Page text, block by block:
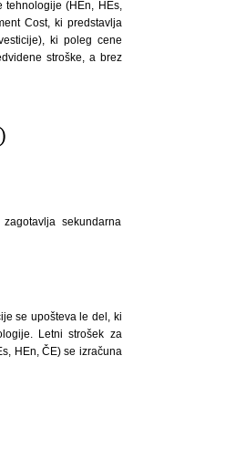
tehnologije (HEn, HEs,
Cost, ki predstavlja
ki poleg cene
stroške, a brez
sekundarna
se upošteva le del, ki
Letni strošek za
HEn, ČE) se izračuna